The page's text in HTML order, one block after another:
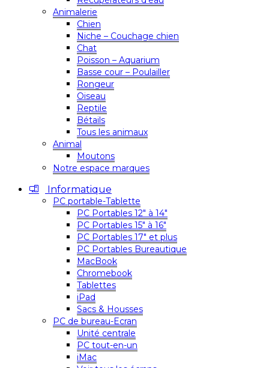
Animalerie
Chien
Niche – Couchage chien
Chat
Poisson – Aquarium
Basse cour – Poulailler
Rongeur
Oiseau
Reptile
Bétails
Tous les animaux
Animal
Moutons
Notre espace marques
Informatique
PC portable-Tablette
PC Portables 12″ à 14″
PC Portables 15″ à 16″
PC Portables 17″ et plus
PC Portables Bureautique
MacBook
Chromebook
Tablettes
iPad
Sacs & Housses
PC de bureau-Ecran
Unité centrale
PC tout-en-un
iMac